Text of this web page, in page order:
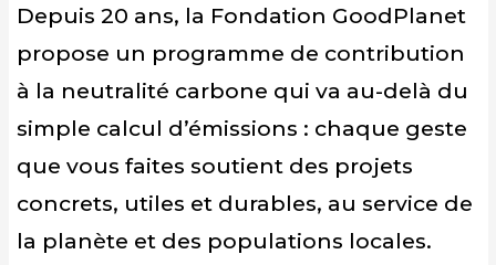
Depuis 20 ans, la Fondation GoodPlanet
propose un programme de contribution
à la neutralité carbone qui va au-delà du
simple calcul d’émissions : chaque geste
que vous faites soutient des projets
concrets, utiles et durables, au service de
la planète et des populations locales.